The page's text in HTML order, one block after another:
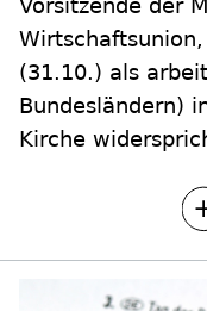
(31.10.) als
Bundesländern)
Kirche